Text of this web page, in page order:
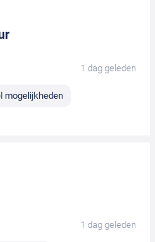
1 dag geleden
mogelijkheden
1 dag geleden